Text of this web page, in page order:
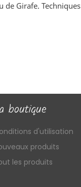
Girafe.
boutique
d'utilisation
produits
les produits